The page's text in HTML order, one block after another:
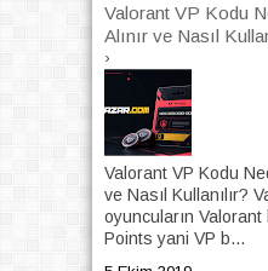
Valorant VP Kodu
Alınır ve Nasıl
›
Valorant VP Kodu
ve Nasıl Kullanılır?
oyuncuların
Points yani VP b...